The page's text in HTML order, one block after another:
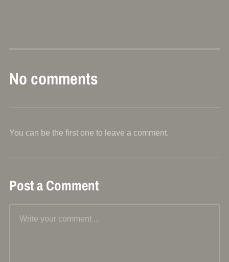
No comments
You can be the first one to leave a comment.
Post a Comment